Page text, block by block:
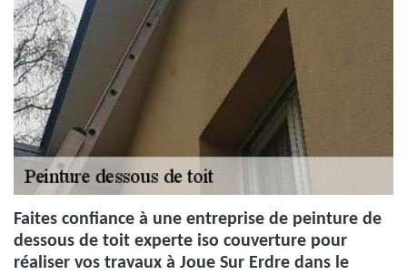
Faites confiance à une entreprise de peinture de
dessous de toit experte iso couverture pour
réaliser vos travaux à Joue Sur Erdre dans le